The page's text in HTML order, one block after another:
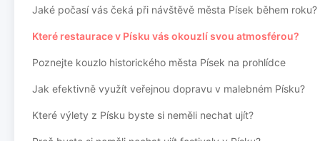
Jaké počasí vás čeká při návštěvě města Písek během roku?
Které restaurace v Písku vás okouzlí svou atmosférou?
Poznejte kouzlo historického města Písek na prohlídce
Jak efektivně využít veřejnou dopravu v malebném Písku?
Které výlety z Písku byste si neměli nechat ujít?